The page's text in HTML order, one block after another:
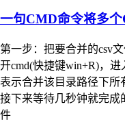
一句CMD命令将多
第一步：把要合并的csv
开cmd(快捷键win+R)，进
表示合并该目录路径下所
接下来等待几秒钟就完成
件